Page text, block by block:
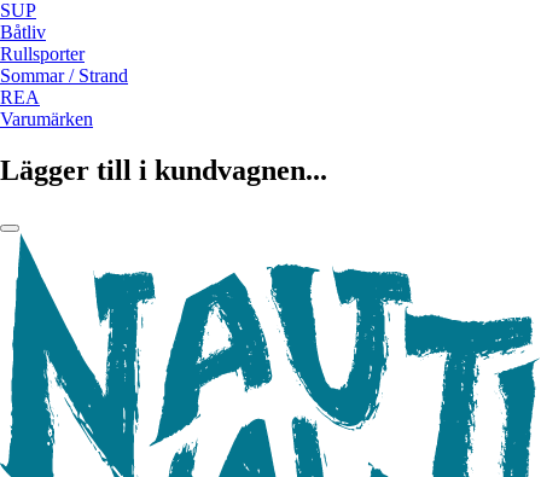
SUP
Båtliv
Rullsporter
Sommar / Strand
REA
Varumärken
Lägger till i kundvagnen...